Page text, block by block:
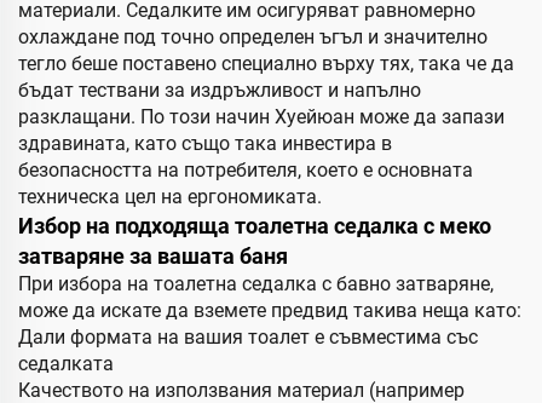
материали. Седалките им осигуряват равномерно
охлаждане под точно определен ъгъл и значително
тегло беше поставено специално върху тях, така че да
бъдат тествани за издръжливост и напълно
разклащани. По този начин Хуейюан може да запази
здравината, като също така инвестира в
безопасността на потребителя, което е основната
техническа цел на ергономиката.
Избор на подходяща тоалетна седалка с меко
затваряне за вашата баня
При избора на тоалетна седалка с бавно затваряне,
може да искате да вземете предвид такива неща като:
Дали формата на вашия тоалет е съвместима със
седалката
Качеството на използвания материал (например